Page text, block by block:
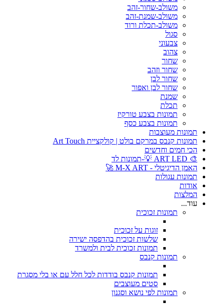
משולב-שחור-זהב
משולב-שמנת-זהב
משולב-תכלת ורוד
סגול
צבעוני
צהוב
שחור
שחור וזהב
שחור לבן
שחור לבן ואפור
שמנת
תכלת
תמונות בצבע טורקיז
תמונות בצבע כסף
תמונות מעוצבות
תמונות קנבס במרקם בולט | קולקציית Art Touch
הכי חמים וחדשים
🎨 ART LED 💡-תמונות לד
האמן הדיגיטלי - M-X ART 🚀
תמונות עגולות
אודות
המלצות
עוד...
תמונות זכוכית
זוגות על זכוכית
שלשות זכוכית בהדפסה ישירה
תמונות זכוכית לבית ולמשרד
תמונות קנבס
תמונות קנבס בודדות לכל חלל עם או בלי מסגרת
סטים מעוצבים
תמונות לפי נושא וסגנון